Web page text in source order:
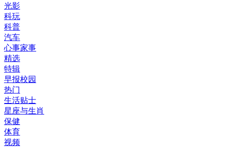
光影
科玩
科普
汽车
心事家事
精选
特辑
早报校园
热门
生活贴士
星座与生肖
保健
体育
视频